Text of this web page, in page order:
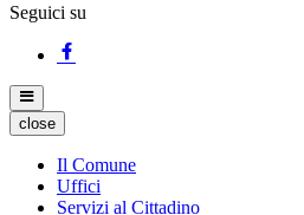
Seguici su
close
Il Comune
Uffici
Servizi al Cittadino